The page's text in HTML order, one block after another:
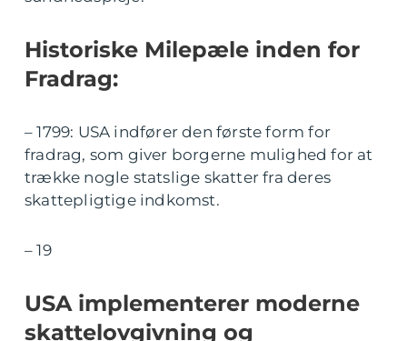
Historiske Milepæle inden for
Fradrag:
– 1799: USA indfører den første form for
fradrag, som giver borgerne mulighed for at
trække nogle statslige skatter fra deres
skattepligtige indkomst.
– 19
USA implementerer moderne
skattelovgivning og